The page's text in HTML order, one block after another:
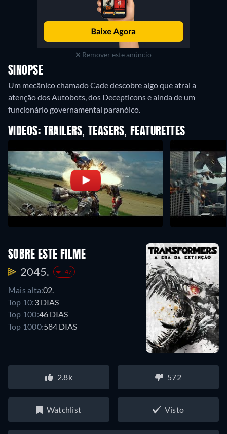
Remover este anúncio
SINOPSE
Um mecânico chamado Cade descobre algo que atrai a
atenção dos Autobots, dos Decepticons e ainda de um
funcionário governamental paranóico.
VIDEOS: TRAILERS, TEASERS, FEATURETTES
SOBRE ESTE FILME
2045. -47
Mais alta:02.
Top 10:3 DIAS
Top 100:46 DIAS
Top 1000:584 DIAS
2.8k 572
Watchlist Visto